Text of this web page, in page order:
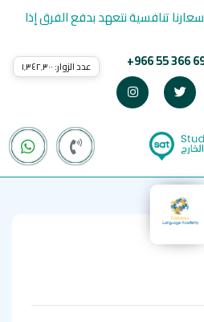
+966 55 366
تنافسية نتعهد بدفع الفرق إذا
عدد الزوار: ١٬٣٤٢٬٣٠٠